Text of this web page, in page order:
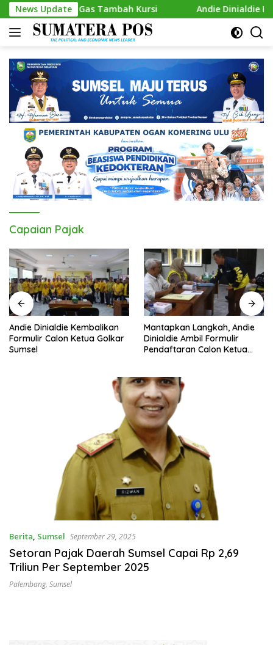
Skip
to
content
News Update
Siap Gas Tambah Kursi Andie Dinialdie
Capaian Pajak
Andie Dinialdie Kembalikan
Formulir Calon Ketua Golkar
Sumsel
Mantapkan Langkah, Andie
Dinialdie Ambil Formulir
Pendaftaran Calon Ketua
Berita, Sumsel September 29, 2025
Setoran Pajak Daerah Sumsel Capai Rp 2,69
Triliun Per September 2025
Palembang, Sumsel